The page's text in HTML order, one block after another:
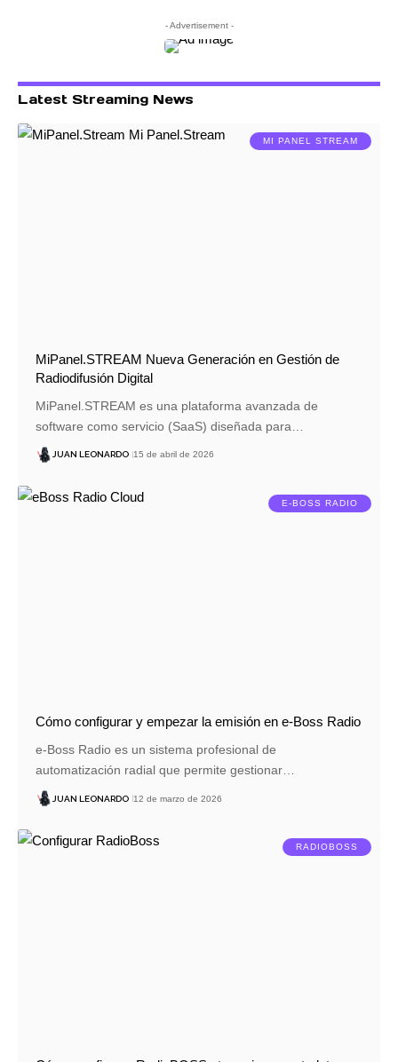
- Advertisement -
Latest Streaming News
MI PANEL STREAM
MiPanel.STREAM Nueva Generación en Gestión de
Radiodifusión Digital
MiPanel.STREAM es una plataforma avanzada de
software como servicio (SaaS) diseñada para…
JUAN LEONARDO 15 de abril de 2026
E-BOSS RADIO
Cómo configurar y empezar la emisión en e-Boss Radio
e-Boss Radio es un sistema profesional de
automatización radial que permite gestionar…
JUAN LEONARDO 12 de marzo de 2026
RADIOBOSS